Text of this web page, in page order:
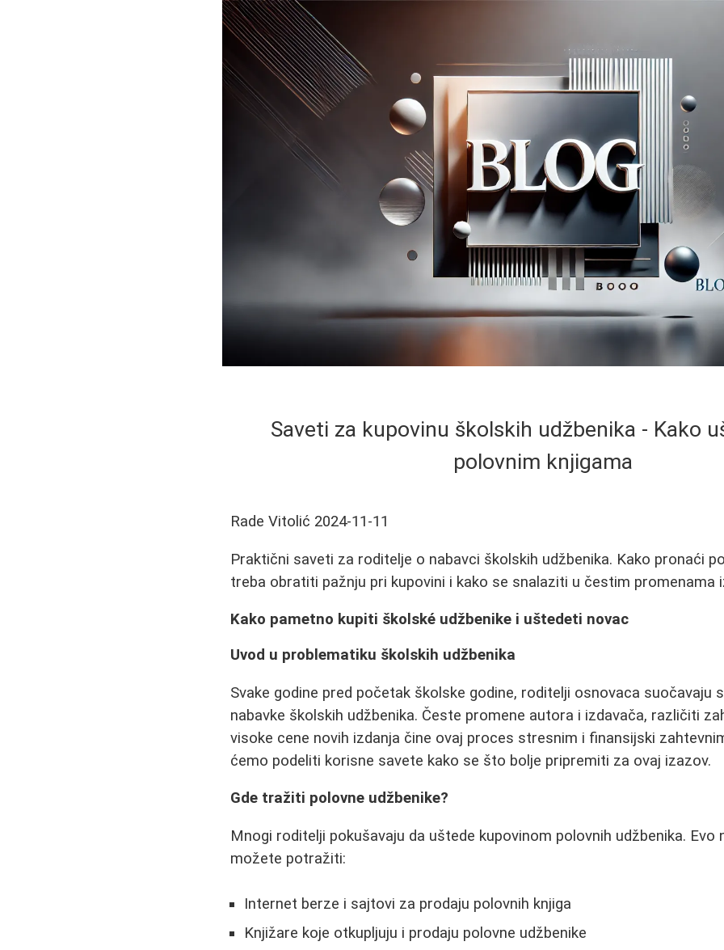
Saveti za kupovinu školskih udžbenika - Kako
polovnim knjigama
Rade Vitolić 2024-11-11
Praktični saveti za roditelje o nabavci školskih udžbenika. Kako pronaći
treba obratiti pažnju pri kupovini i kako se snalaziti u čestim promenama
Kako pametno kupiti školské udžbenike i uštedeti novac
Uvod u problematiku školskih udžbenika
Svake godine pred početak školske godine, roditelji osnovaca suočavaju
nabavke školskih udžbenika. Česte promene autora i izdavača, različiti
visoke cene novih izdanja čine ovaj proces stresnim i finansijski
ćemo podeliti korisne savete kako se što bolje pripremiti za ovaj izazov.
Gde tražiti polovne udžbenike?
Mnogi roditelji pokušavaju da uštede kupovinom polovnih udžbenika. Evo
možete potražiti:
Internet berze i sajtovi za prodaju polovnih knjiga
Knjižare koje otkupljuju i prodaju polovne udžbenike